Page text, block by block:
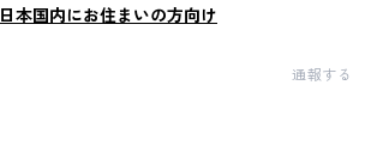
日本国内にお住まいの方向け
通報する